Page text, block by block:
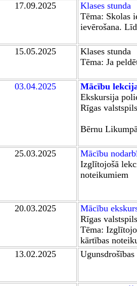
17.09.2025
Klases stunda
Tēma: Skolas
ievērošana.
15.05.2025
Klases stunda
Tēma: Ja
03.04.2025
Mācību
Ekskursija
Rīgas
Bērnu L
25.03.2025 Mācību n
Izglītojošā
noteikumiem
20.03.2025
Mācību
Rīgas
Tēma:
kārtības
13.02.2025